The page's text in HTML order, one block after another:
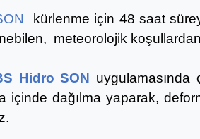
kürlenme için 48 saat
meteorolojik
Hidro SON
dağılma yaparak,